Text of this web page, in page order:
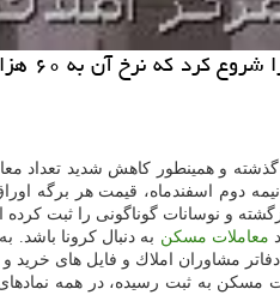
و همینطور كاهش شدید تعداد
معاملات مسكن به دنبال كرونا